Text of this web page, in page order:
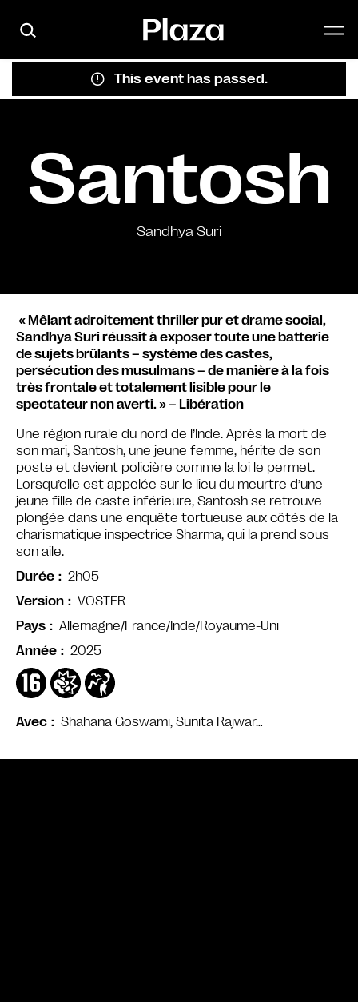
This event has passed.
Santosh
Sandhya Suri
Avec Shahana Goswami, Sunita Rajwar…
« Mêlant adroitement thriller pur et drame social,
Sandhya Suri réussit à exposer toute une batterie
de sujets brûlants – système des castes,
persécution des musulmans – de manière à la fois
très frontale et totalement lisible pour le
spectateur non averti. » – Libération
Une région rurale du nord de l’Inde. Après la mort de
son mari, Santosh, une jeune femme, hérite de son
poste et devient policière comme la loi le permet.
Lorsqu’elle est appelée sur le lieu du meurtre d’une
jeune fille de caste inférieure, Santosh se retrouve
plongée dans une enquête tortueuse aux côtés de la
charismatique inspectrice Sharma, qui la prend sous
son aile.
Durée
2h05
Version
VOSTFR
Pays
Allemagne/France/Inde/Royaume-Uni
Année
2025